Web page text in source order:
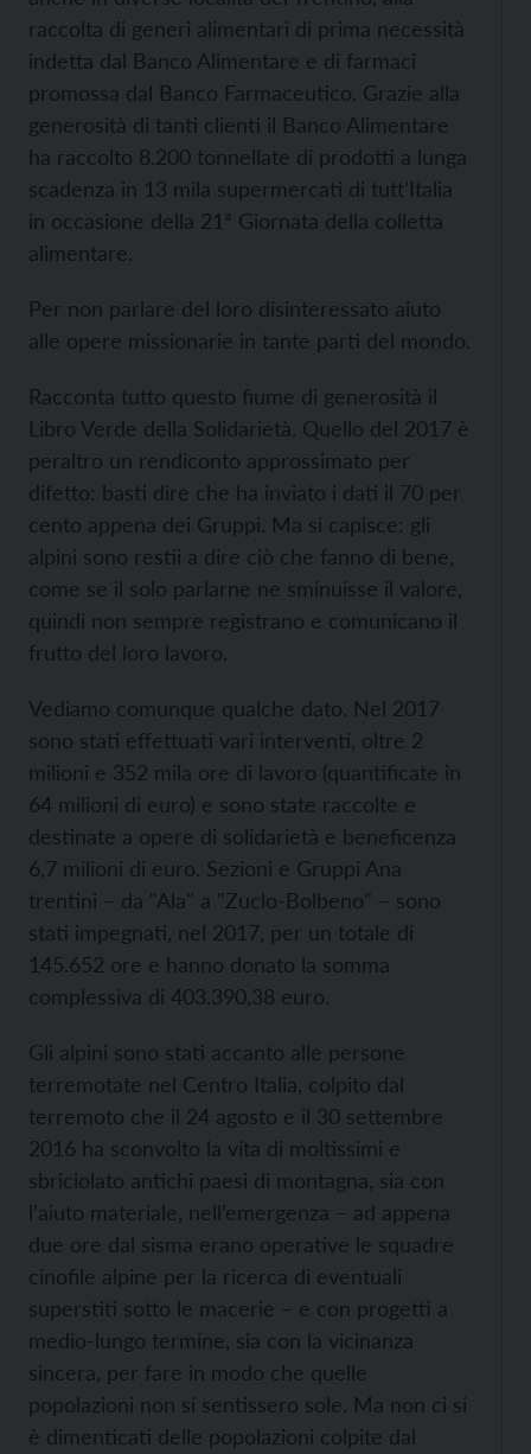
raccolta di generi alimentari di prima necessità
indetta dal Banco Alimentare e di farmaci
promossa dal Banco Farmaceutico. Grazie alla
generosità di tanti clienti il Banco Alimentare
ha raccolto 8.200 tonnellate di prodotti a lunga
scadenza in 13 mila supermercati di tutt’Italia
in occasione della 21ª Giornata della colletta
alimentare.
Per non parlare del loro disinteressato aiuto
alle opere missionarie in tante parti del mondo.
Racconta tutto questo fiume di generosità il
Libro Verde della Solidarietà. Quello del 2017 è
peraltro un rendiconto approssimato per
difetto: basti dire che ha inviato i dati il 70 per
cento appena dei Gruppi. Ma si capisce: gli
alpini sono restii a dire ciò che fanno di bene,
come se il solo parlarne ne sminuisse il valore,
quindi non sempre registrano e comunicano il
frutto del loro lavoro.
Vediamo comunque qualche dato. Nel 2017
sono stati effettuati vari interventi, oltre 2
milioni e 352 mila ore di lavoro (quantificate in
64 milioni di euro) e sono state raccolte e
destinate a opere di solidarietà e beneficenza
6,7 milioni di euro. Sezioni e Gruppi Ana
trentini – da "Ala" a "Zuclo-Bolbeno" – sono
stati impegnati, nel 2017, per un totale di
145.652 ore e hanno donato la somma
complessiva di 403.390,38 euro.
Gli alpini sono stati accanto alle persone
terremotate nel Centro Italia, colpito dal
terremoto che il 24 agosto e il 30 settembre
2016 ha sconvolto la vita di moltissimi e
sbriciolato antichi paesi di montagna, sia con
l’aiuto materiale, nell’emergenza – ad appena
due ore dal sisma erano operative le squadre
cinofile alpine per la ricerca di eventuali
superstiti sotto le macerie – e con progetti a
medio-lungo termine, sia con la vicinanza
sincera, per fare in modo che quelle
popolazioni non si sentissero sole. Ma non ci si
è dimenticati delle popolazioni colpite dal